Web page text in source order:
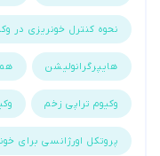
نحوه کنترل خونریزی در
هایپرگرانولیشن
وکیوم تراپی زخم
پروتکل اورژانسی برای